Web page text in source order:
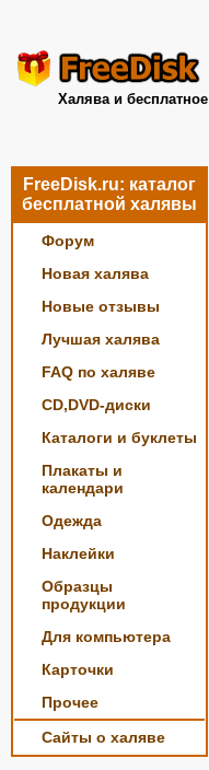
Халява и бесплатное
FreeDisk.ru: каталог
бесплатной халявы
Форум
Новая халява
Новые отзывы
Лучшая халява
FAQ по халяве
CD,DVD-диски
Каталоги и буклеты
Плакаты и
календари
Одежда
Наклейки
Образцы
продукции
Для компьютера
Карточки
Прочее
Сайты о халяве